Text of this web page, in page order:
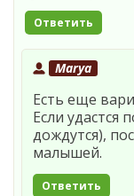
Ответить
Marya
Есть еще
Если удастся
дождутся),
малышей.
Ответить